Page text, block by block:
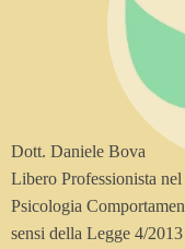
Dott. Daniele Bova
Libero Professionista
Psicologia
sensi della Legge 4/2013